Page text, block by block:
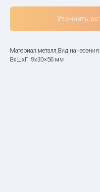
Уточнить
Материал:металл,Вид
ВxШxГ: 9x30x56 мм